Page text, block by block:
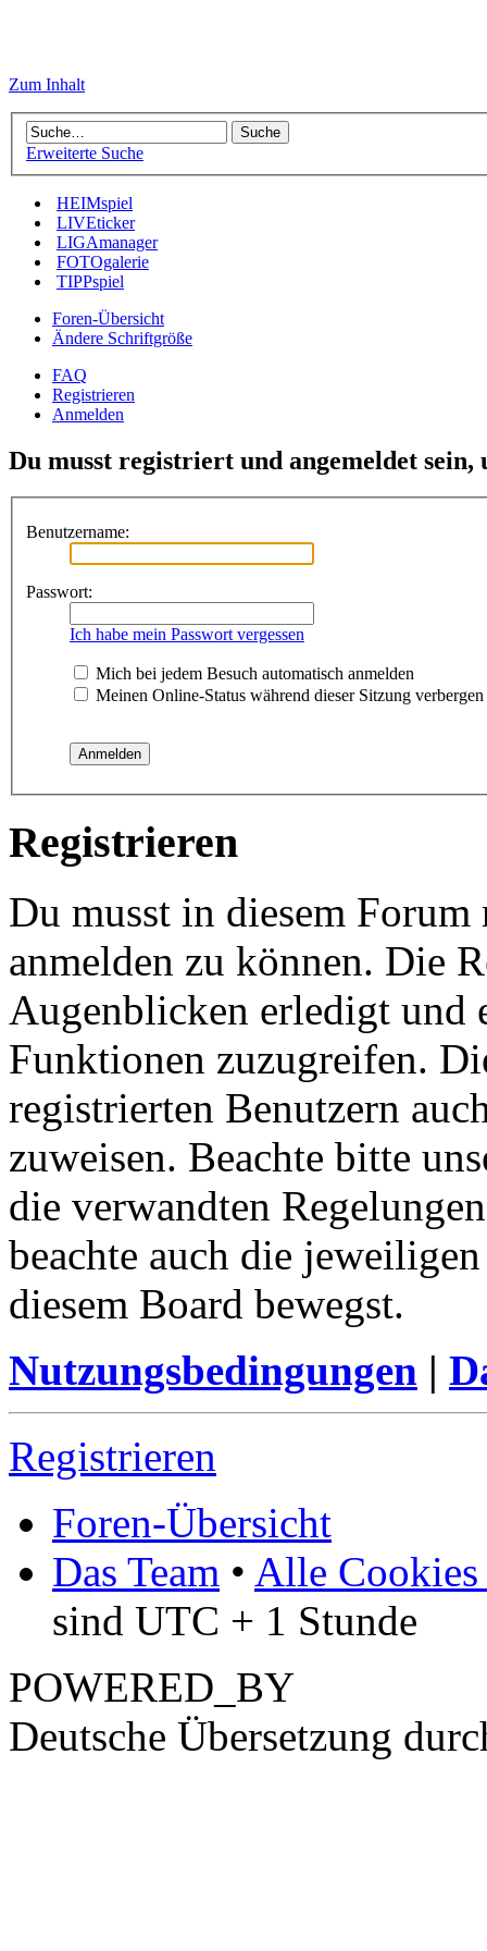
Zum Inhalt
Erweiterte Suche
HEIMspiel
LIVEticker
LIGAmanager
FOTOgalerie
TIPPspiel
Foren-Übersicht
Ändere Schriftgröße
FAQ
Registrieren
Anmelden
Du musst registriert und angemeldet
Benutzername:
Passwort:
Ich habe mein Passwort vergessen
Mich bei jedem Besuch automatisch anmelden
Meinen Online-Status während dieser Sitzung verbergen
Registrieren
Du musst in diesem
anmelden zu können. Die
Augenblicken erledigt und
Funktionen zuzugreifen.
registrierten Benutzern
zuweisen. Beachte bitte
die verwandten
beachte auch die
diesem Board bewegst.
Nutzungsbedingungen |
Registrieren
Foren-Übersicht
Das Team • Alle Cookies
sind UTC + 1 Stunde
POWERED_BY
Deutsche Übersetzung